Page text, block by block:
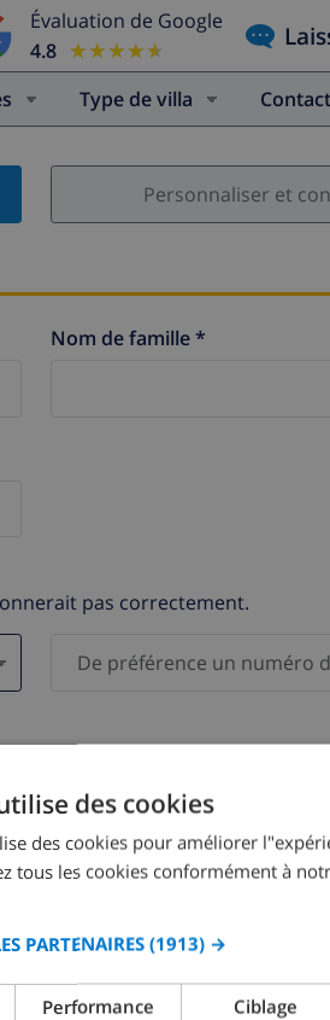
Évaluation de Google
4.8 ★★★★★
★★★★★
Type de villa Contact
Personnaliser et
Nom de famille *
pas correctement.
)
août 2026
des cookies
des cookies pour améliorer
tous les cookies conformément à
PARTENAIRES(1913) →
Performance Ciblage